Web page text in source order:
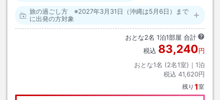
旅の過ごし方 ※2027年3月31日（沖縄は5月6日）まで
に出発の方対象
おとな2名 1泊1部屋 合計
税込 83,240円
おとな1名 (2名1室)｜ 1泊
税込 41,620円
残り 1室